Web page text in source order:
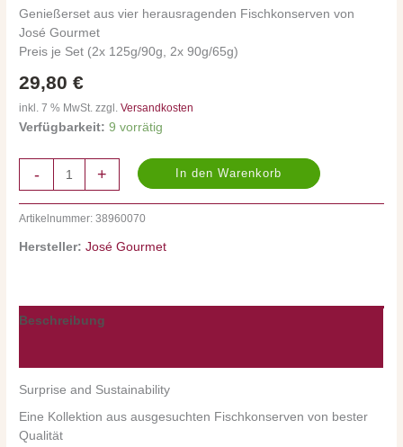
Genießerset aus vier herausragenden Fischkonserven von
José Gourmet
Preis je Set (2x 125g/90g, 2x 90g/65g)
29,80€
inkl. 7 % MwSt. zzgl.Versandkosten
Verfügbarkeit: 9 vorrätig
-
von
José
Gourmet
Menge
+ In den Warenkorb
Artikelnummer:38960070
Hersteller: José Gourmet
Beschreibung
Surprise and Sustainability
Eine Kollektion aus ausgesuchten Fischkonserven von bester
Qualität